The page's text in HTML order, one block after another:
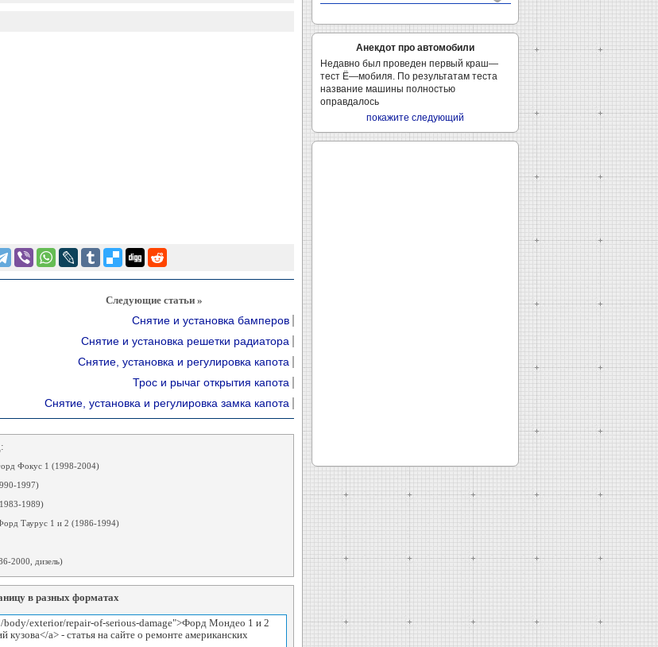
Следующие статьи »
Снятие и установка бамперов
Снятие и установка решетки радиатора
Снятие, установка и регулировка капота
Трос и рычаг открытия капота
Снятие, установка и регулировка замка капота
Фокус 1 (1998-2004)
1997)
1989)
Таурус 1 и 2 (1986-1994)
2000, дизель)
в разных форматах
Анекдот про автомобили
Недавно был проведен первый краш—
тест Ё—мобиля. По результатам теста
название машины полностью
оправдалось
покажите следующий